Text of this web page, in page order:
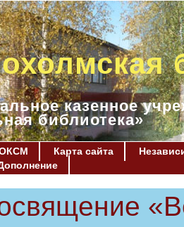
казенное
библиотека»
Карта сайта